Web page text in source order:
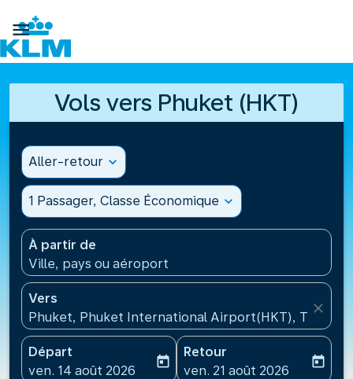

Vols vers Phuket (HKT)
Aller-retour expand_more
1 Passager, Classe Économique expand_more
À partir de
Ville, pays ou aéroport
Vers
Phuket, Phuket International Airport(HKT),
close
Départ
fc-booking-departure-date-aria-label
ven. 14 août 2026
today
Retour
fc-booking-return-date-
ven. 21 août 2026
today